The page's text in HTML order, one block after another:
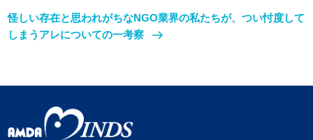
怪しい存在と思われがちなNGO業界の私たちが、つい忖度して
しまうアレについての一考察